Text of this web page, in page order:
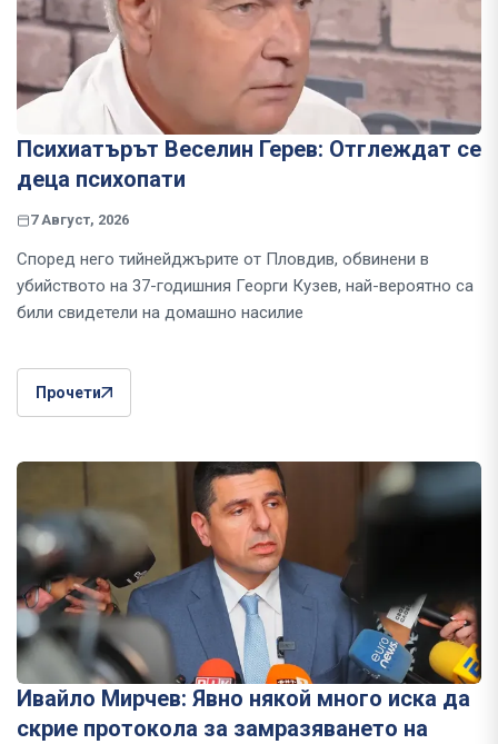
Психиатърът Веселин Герев: Отглеждат се
деца психопати
7 Август, 2026
Според него тийнейджърите от Пловдив, обвинени в
убийството на 37-годишния Георги Кузев, най-вероятно са
били свидетели на домашно насилие
Прочети
Ивайло Мирчев: Явно някой много иска да
скрие протокола за замразяването на